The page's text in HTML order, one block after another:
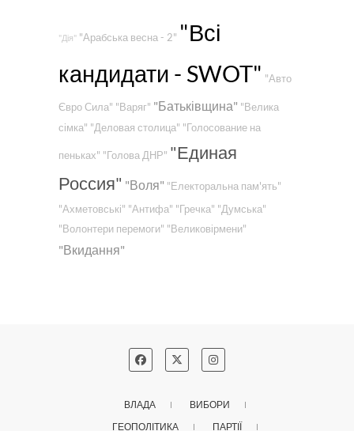
"Дія" "Арабська весна - 2" "Всі
кандидати - SWOT" "Авто
Євро Сила" "Варяг" "Батьківщина" "Велика
сімка" "Деловая столица" "Голосование на
пеньках" "Голова ДНР" "Единая
Россия" "Воля" "Електоральна пам'ять"
"Ахметовські" "Антифа" "Гречка" "Думська"
"Волонтери перемоги" "Великовірмени"
"Вкидання"
ВЛАДА
ВИБОРИ
ГЕОПОЛІТИКА
ПАРТІЇ